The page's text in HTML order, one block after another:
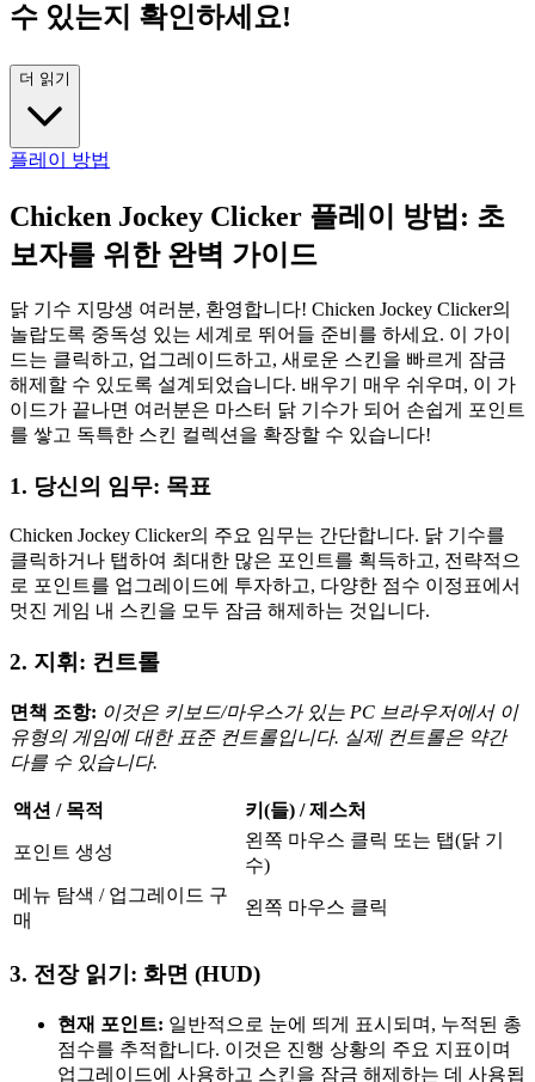
수 있는지 확인하세요!
더 읽기
플레이 방법
Chicken Jockey Clicker 플레이 방법: 초
보자를 위한 완벽 가이드
닭 기수 지망생 여러분, 환영합니다! Chicken Jockey Clicker의
놀랍도록 중독성 있는 세계로 뛰어들 준비를 하세요. 이 가이
드는 클릭하고, 업그레이드하고, 새로운 스킨을 빠르게 잠금
해제할 수 있도록 설계되었습니다. 배우기 매우 쉬우며, 이 가
이드가 끝나면 여러분은 마스터 닭 기수가 되어 손쉽게 포인트
를 쌓고 독특한 스킨 컬렉션을 확장할 수 있습니다!
1. 당신의 임무: 목표
Chicken Jockey Clicker의 주요 임무는 간단합니다. 닭 기수를
클릭하거나 탭하여 최대한 많은 포인트를 획득하고, 전략적으
로 포인트를 업그레이드에 투자하고, 다양한 점수 이정표에서
멋진 게임 내 스킨을 모두 잠금 해제하는 것입니다.
2. 지휘: 컨트롤
면책 조항: 이것은 키보드/마우스가 있는 PC 브라우저에서 이
유형의 게임에 대한 표준 컨트롤입니다. 실제 컨트롤은 약간
다를 수 있습니다.
액션 / 목적 키(들) / 제스처
포인트 생성
왼쪽 마우스 클릭 또는 탭(닭 기
수)
메뉴 탐색 / 업그레이드 구
매
왼쪽 마우스 클릭
3. 전장 읽기: 화면 (HUD)
현재 포인트: 일반적으로 눈에 띄게 표시되며, 누적된 총
점수를 추적합니다. 이것은 진행 상황의 주요 지표이며
업그레이드에 사용하고 스킨을 잠금 해제하는 데 사용됩